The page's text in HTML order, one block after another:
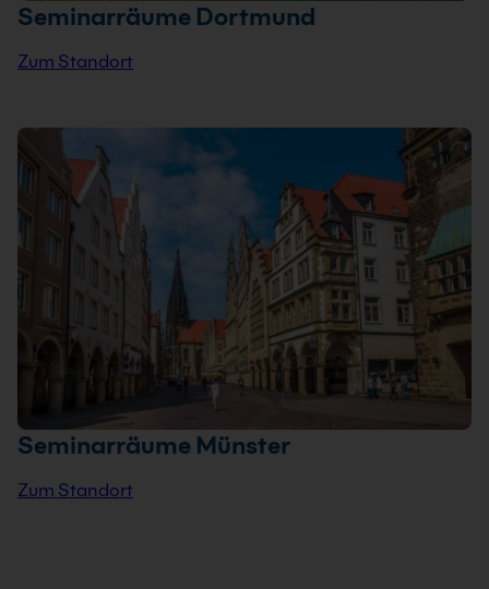
Seminarräume Dortmund
Zum Standort
Seminarräume Münster
Zum Standort